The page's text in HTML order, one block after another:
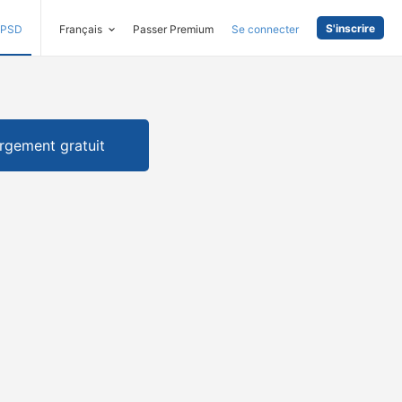
PSD Français Passer Premium Se connecter S'inscrire
gratuit